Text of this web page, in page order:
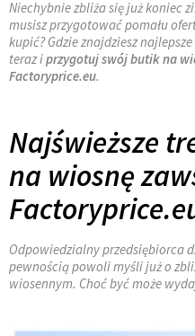
Niechybnie zbliża się już koniec
musisz przygotować pomału
kupić? Gdzie znajdziesz
teraz iprzygotuj swój butik na
Factoryprice.eu.
Najświeższe
na wiosnę
Odpowiedzialny przedsiębiorca
pewnością powoli myśli już o
wiosennym. Choć być może